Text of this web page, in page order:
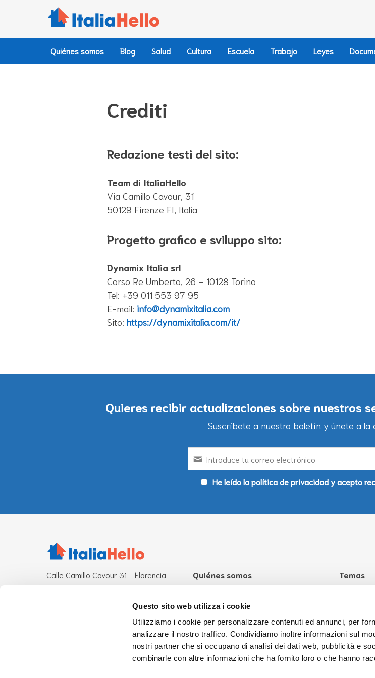
Questo sito web utilizza i cookie
Utilizziamo i cookie per personalizzare contenuti ed annunci, per
analizzare il nostro traffico. Condividiamo inoltre informazioni sul
nostri partner che si occupano di analisi dei dati web, pubblicità e
combinarle con altre informazioni che ha fornito loro o che hanno
Quiénes somos Blog Salud Cultura Escuela Trabajo Leyes
Crediti
Redazione testi del sito:
Team di ItaliaHello
Via Camillo Cavour, 31
50129 Firenze FI, Italia
Progetto grafico e sviluppo sito:
Dynamix Italia srl
Corso Re Umberto, 26 – 10128 Torino
Tel: +39 011 553 97 95
E-mail: info@dynamixitalia.com
Sito: https://dynamixitalia.com/it/
Quieres recibir actualizaciones sobre nuestros
Suscríbete a nuestro boletín y únete a la
He leído la política de privacidad y acepto
Calle Camillo Cavour 31 - Florencia
Quiénes somos
Misión
Personas
UsaHello
Temas
Escuela
Trabajo
Leyes